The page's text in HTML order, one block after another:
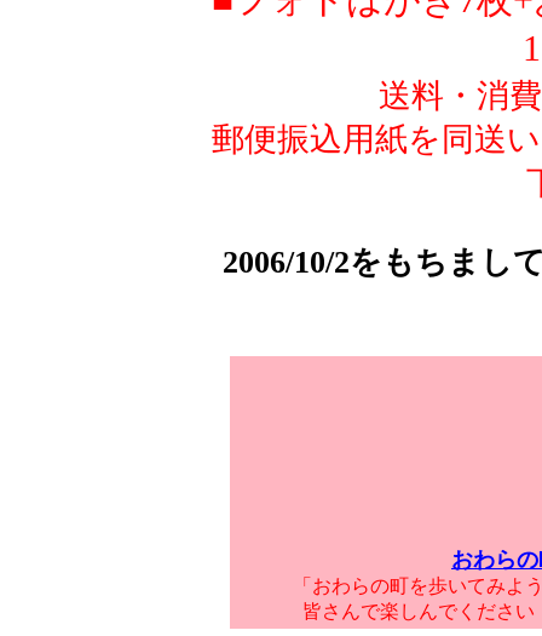
送料・消
郵便振込用紙を同送
2006/10/2をもちまし
おわら
「おわらの町を歩いてみよ
皆さんで楽しんでくださ